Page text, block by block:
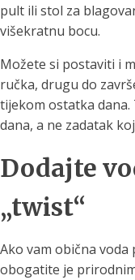
pult ili stol za
višekratnu bocu.
Možete si postaviti i
ručka, drugu do
tijekom ostatka
dana, a ne zadatak
Dodajte
„twist“
Ako vam obična
obogatite je